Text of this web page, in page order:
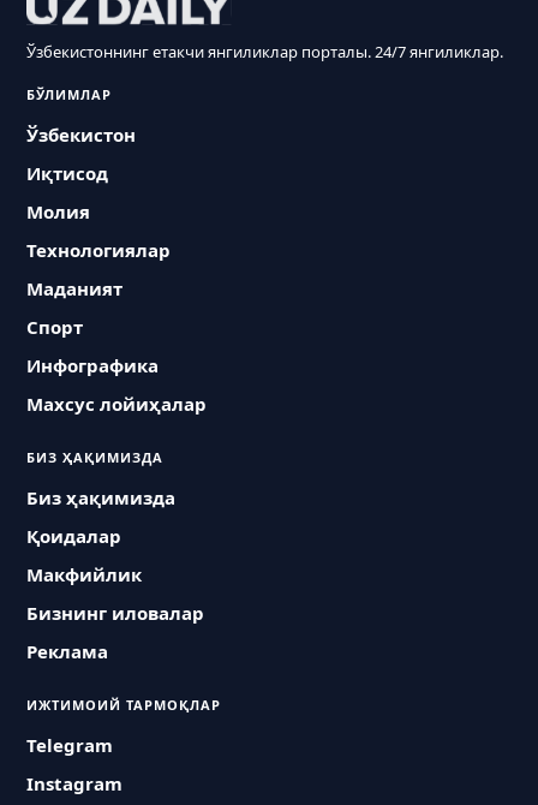
Ўзбекистоннинг етакчи янгиликлар порталы. 24/7 янгиликлар.
БЎЛИМЛАР
Ўзбекистон
Иқтисод
Молия
Технологиялар
Маданият
Спорт
Инфографика
Махсус лойиҳалар
БИЗ ҲАҚИМИЗДА
Биз ҳақимизда
Қоидалар
Макфийлик
Бизнинг иловалар
Реклама
ИЖТИМОИЙ ТАРМОҚЛАР
Telegram
Instagram